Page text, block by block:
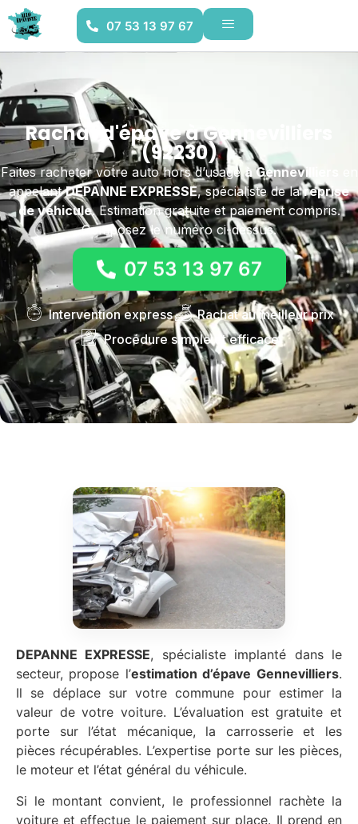
07 53 13 97 67
Rachat d'épave à Gennevilliers
(92230)
Faites racheter votre auto hors d’usage à Gennevilliers
appelantDEPANNE EXPRESSE, spécialiste de lareprise
de véhicule. Estimation gratuite et paiement compris.
Composez le numéro ci-dessus.
07 53 13 97 67
Intervention express
Rachat au meilleur prix
Procédure simple et efficace
DEPANNE EXPRESSE, spécialiste implanté dans le
secteur, propose l’estimation d’épave Gennevilliers.
Il se déplace sur votre commune pour estimer la
valeur de votre voiture. L’évaluation est gratuite et
porte sur l’état mécanique, la carrosserie et les
pièces récupérables. L’expertise porte sur les pièces,
le moteur et l’état général du véhicule.
Si le montant convient, le professionnel rachète la
voiture et effectue le paiement sur place. Il prend en